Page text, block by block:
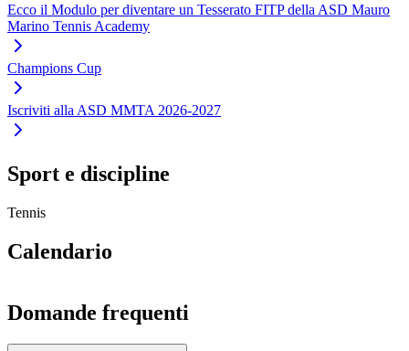
Ecco il Modulo per diventare un Tesserato FITP della ASD Mauro
Marino Tennis Academy
Champions Cup
Iscriviti alla ASD MMTA 2026-2027
Sport e discipline
Tennis
Calendario
Domande frequenti